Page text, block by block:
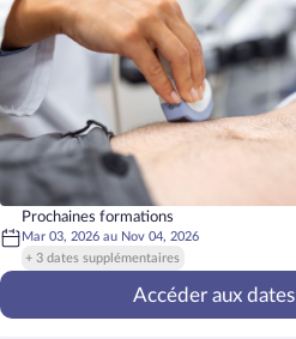
Prochaines formations
Mar 03, 2026au Nov 04, 2026
+ 3 dates supplémentaires
Accéder aux dates